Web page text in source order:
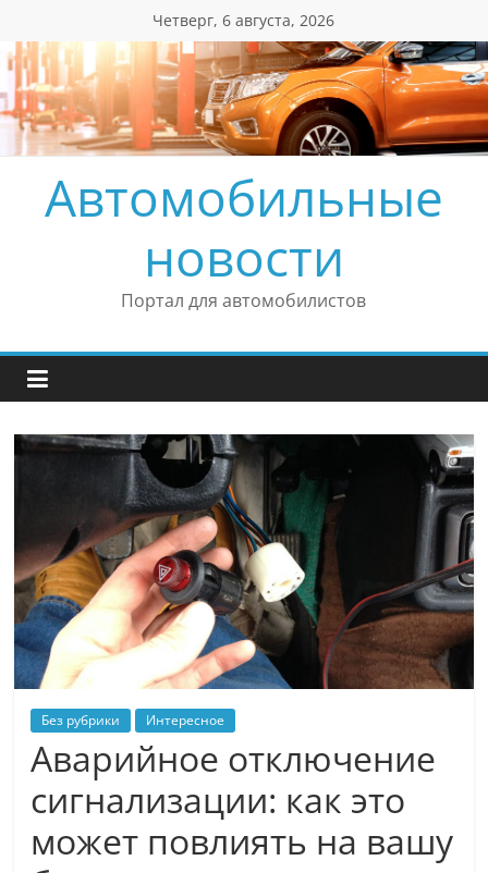
содержимому
Четверг, 6 августа, 2026
Автомобильные
новости
Портал для автомобилистов
Без рубрики Интересное
Аварийное отключение
сигнализации: как это
может повлиять на вашу